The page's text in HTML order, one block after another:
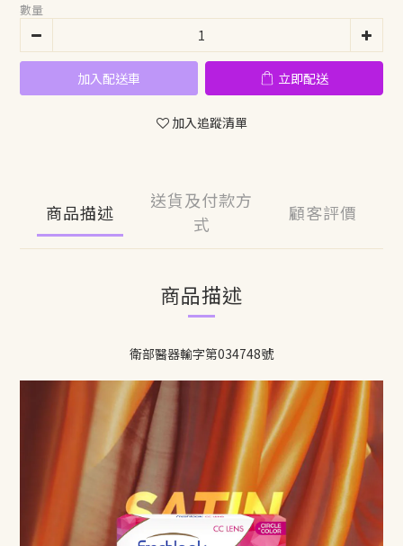
數量
加入配送車 立即配送
加入追蹤清單
商品描述
送貨及付款方
式
顧客評價
商品描述
衛部醫器輸字第034748號